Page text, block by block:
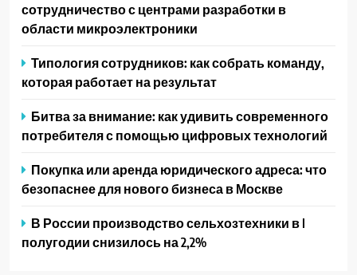
сотрудничество с центрами разработки в
области микроэлектроники
Типология сотрудников: как собрать команду,
которая работает на результат
Битва за внимание: как удивить современного
потребителя с помощью цифровых технологий
Покупка или аренда юридического адреса: что
безопаснее для нового бизнеса в Москве
В России производство сельхозтехники в I
полугодии снизилось на 2,2%